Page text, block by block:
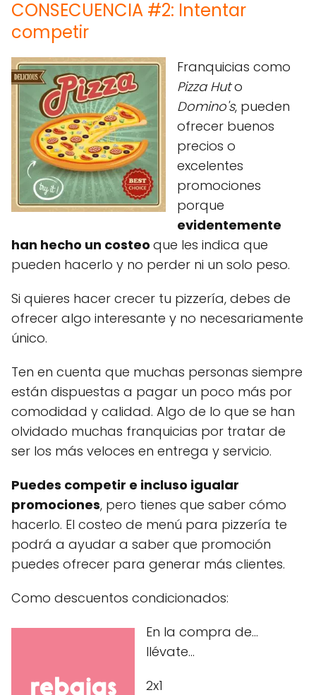
CONSECUENCIA #2: Intentar
competir
Franquicias como
Pizza Huto
Domino's, pueden
ofrecer buenos
precios o
excelentes
promociones
porque
evidentemente
han hecho un costeo que les indica que
pueden hacerlo y no perder ni un solo peso.
Si quieres hacer crecer tu pizzería, debes de
ofrecer algo interesante y no necesariamente
único.
Ten en cuenta que muchas personas siempre
están dispuestas a pagar un poco más por
comodidad y calidad. Algo de lo que se han
olvidado muchas franquicias por tratar de
ser los más veloces en entrega y servicio.
Puedes competir e incluso igualar
promociones, pero tienes que saber cómo
hacerlo. El costeo de menú para pizzería te
podrá a ayudar a saber que promoción
puedes ofrecer para generar más clientes.
Como descuentos condicionados:
En la compra de…
llévate…
2x1